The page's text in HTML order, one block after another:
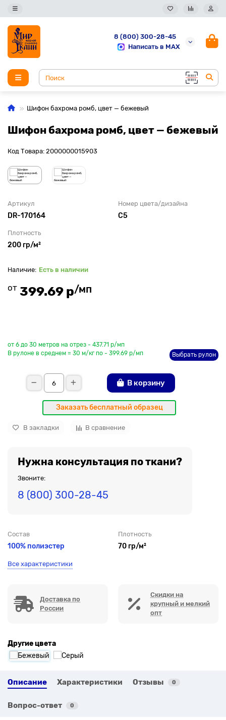
8 (800) 300-28-45
Написать в MAX
Шифон бахрома ромб, цвет — бежевый
Шифон бахрома ромб, цвет — бежевый
Код Товара: 2000000015903
Артикул
DR-170164
Номер цвета/дизайна
С5
Плотность
200 гр/м²
Есть в наличии
от 399.69 р/мп
от 6 до 30 метров на отрез - 437.71 р/мп
В рулоне в среднем = 30 м/кг по - 399.69 р/мп
Выбрать рулон
В корзину
Заказать бесплатный образец
В закладки В сравнение
Нужна консультация по ткани?
Звоните:
8 (800) 300-28-45
Состав
100% полиэстер
Плотность
70 гр/м²
Все характеристики
Доставка по
России
Скидки на
крупный и мелкий
опт
Другие цвета
Описание Характеристики Отзывы 0
Вопрос-ответ 0